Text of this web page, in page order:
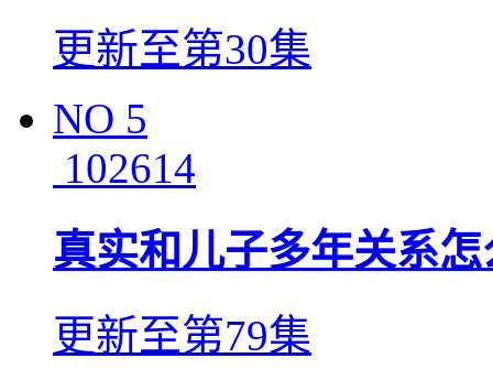
更新至第30集
NO 5
102614
真实和儿子多年关系怎
更新至第79集